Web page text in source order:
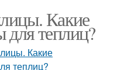
Какие
теплиц?